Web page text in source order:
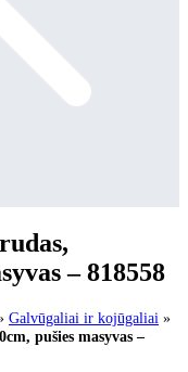
– 818558
Galvūgaliai ir kojūgaliai »
pušies masyvas –